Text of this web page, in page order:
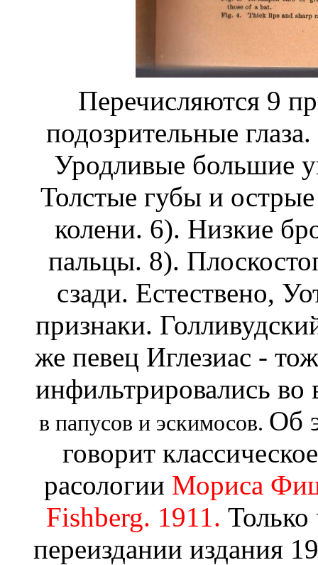
Перечисляются 9
подозрительные
Уродливые большие
Толстые губы и
колени. 6). Низкие
пальцы. 8).
сзади. Естествено,
признаки.
же певец Иглезиас -
инфильтрировались
в папусов и эскимосов. Об
говорит
расологии Мориса
Fishberg. 1911.
переиздании издания